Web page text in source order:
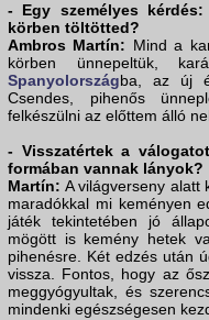
- Egy személyes
körben töltötted?
Ambros Martín: Mind a
körben ünnepeltük,
Spanyolországba, az új
Csendes, pihenős
felkészülni az előttem álló
- Visszatértek a
formában vannak lányok?
Martín: A világverseny alatt
maradókkal mi keményen
játék tekintetében jó
mögött is kemény hetek
pihenésre. Két edzés után
vissza. Fontos, hogy az
meggyógyultak, és
mindenki egészségesen